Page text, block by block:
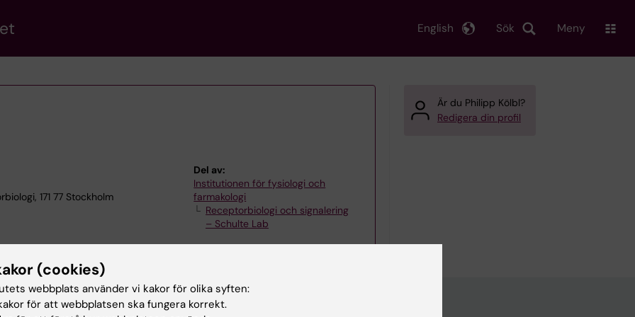
Sök
English Meny
171 77 Stockholm
Del av:
Institutionen för fysiologi och
farmakologi
Receptorbiologi och signalering
– Schulte Lab
Är du Philipp Kölbl?
Redigera din profil
(cookies)
webbplats använder vi kakor för olika syften:
för att webbplatsen ska fungera korrekt.